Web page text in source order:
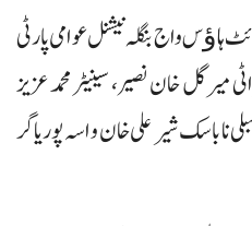
ہاﺅس واج بنگلہ نیشنل عوامی پارٹی
گل خان نصیر، سینیٹر محمد عزیز
نا باسک شیر علی خان و اسہ پوریاگر